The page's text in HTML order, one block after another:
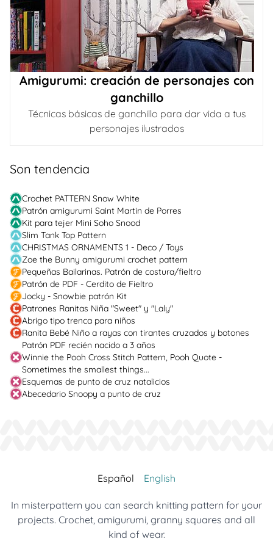
Amigurumi: creación de personajes con
ganchillo
Técnicas básicas de ganchillo para dar vida a tus
personajes ilustrados
Son tendencia
Crochet PATTERN Snow White
Patrón amigurumi Saint Martin de Porres
Kit para tejer Mini Soho Snood
Slim Tank Top Pattern
CHRISTMAS ORNAMENTS 1 - Deco / Toys
Zoe the Bunny amigurumi crochet pattern
Pequeñas Bailarinas. Patrón de costura/fieltro
Patrón de PDF - Cerdito de Fieltro
Jocky - Snowbie patrón Kit
Patrones Ranitas Niña "Sweet" y "Laly"
Abrigo tipo trenca para niños
Ranita Bebé Niño a rayas con tirantes cruzados y botones
Patrón PDF recién nacido a 3 años
Winnie the Pooh Cross Stitch Pattern, Pooh Quote -
Sometimes the smallest things...
Esquemas de punto de cruz natalicios
Abecedario Snoopy a punto de cruz
Español English
In misterpattern you can search knitting pattern for your
projects. Crochet, amigurumi, granny squares and all
kind of wear.